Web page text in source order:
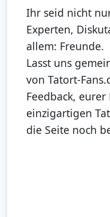
Ihr seid nicht
Experten,
allem: Freunde.
Lasst uns
von Tatort-
Feedback,
einzigartigen
die Seite noch